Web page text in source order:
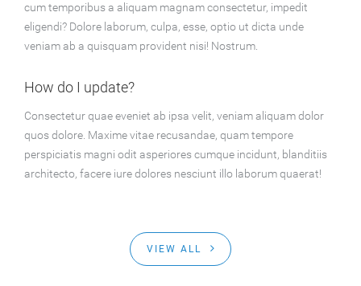
cum temporibus a aliquam magnam consectetur, impedit
eligendi? Dolore laborum, culpa, esse, optio ut dicta unde
veniam ab a quisquam provident nisi! Nostrum.
How do I update?
Consectetur quae eveniet ab ipsa velit, veniam aliquam dolor
quos dolore. Maxime vitae recusandae, quam tempore
perspiciatis magni odit asperiores cumque incidunt, blanditiis
architecto, facere iure dolores nesciunt illo laborum quaerat!
VIEW ALL